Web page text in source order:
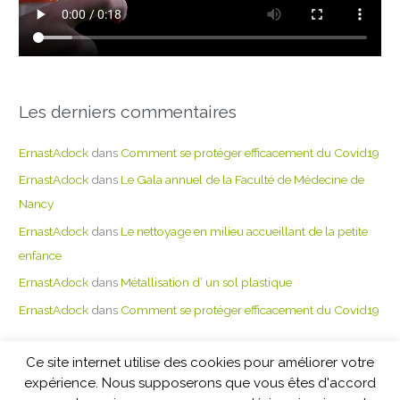
Les derniers commentaires
ErnastAdock dans Comment se protéger efficacement du Covid19
ErnastAdock dans Le Gala annuel de la Faculté de Médecine de
Nancy
ErnastAdock dans Le nettoyage en milieu accueillant de la petite
enfance
ErnastAdock dans Métallisation d’ un sol plastique
ErnastAdock dans Comment se protéger efficacement du Covid19
Copyright © 2026 PRO NETTOYAGE
Ce site internet utilise des cookies pour améliorer votre
expérience. Nous supposerons que vous êtes d'accord